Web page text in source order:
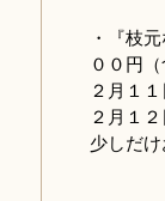
・『枝
００円
２月１
２月１
少しだ